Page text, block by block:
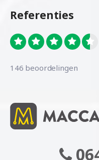
Referenties
146 beoordelingen